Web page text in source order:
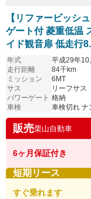
【リファービッシ
ゲート付 菱重低温
イド観音扉 低走行
塗装仕上げ済
年式
平成29年10
走行距離
84千km
ミッション
6MT
サス
リーフサス
パワーゲート 格納
車検
車検切れ ナ
販売栗山自動車
6ヶ月保証付き
短期リース
すぐ乗れます